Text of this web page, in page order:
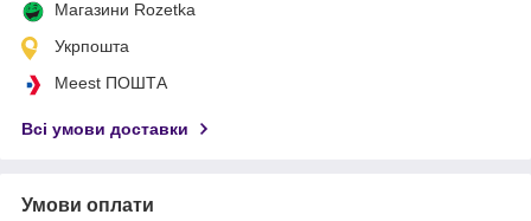
Магазини Rozetka
Укрпошта
Meest ПОШТА
Всі умови доставки
Умови оплати